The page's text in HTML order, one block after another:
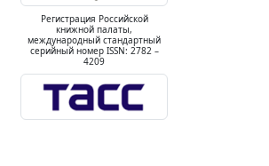
Регистрация Российской
книжной палаты,
международный стандартный
серийный номер ISSN: 2782 –
4209